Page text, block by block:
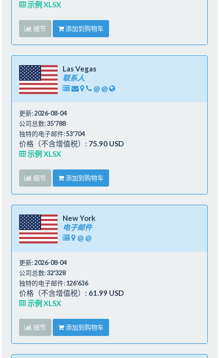
示例 XLSX
细节 添加到购物车
Las Vegas
联系人
@ @
更新:2026-08-04
公司总数:35'788
独特的电子邮件:53'704
价格（不含增值税）: 75.90 USD
示例 XLSX
细节 添加到购物车
New York
电子邮件
@ @
更新:2026-08-04
公司总数:32'328
独特的电子邮件:126'636
价格（不含增值税）: 61.99 USD
示例 XLSX
细节 添加到购物车